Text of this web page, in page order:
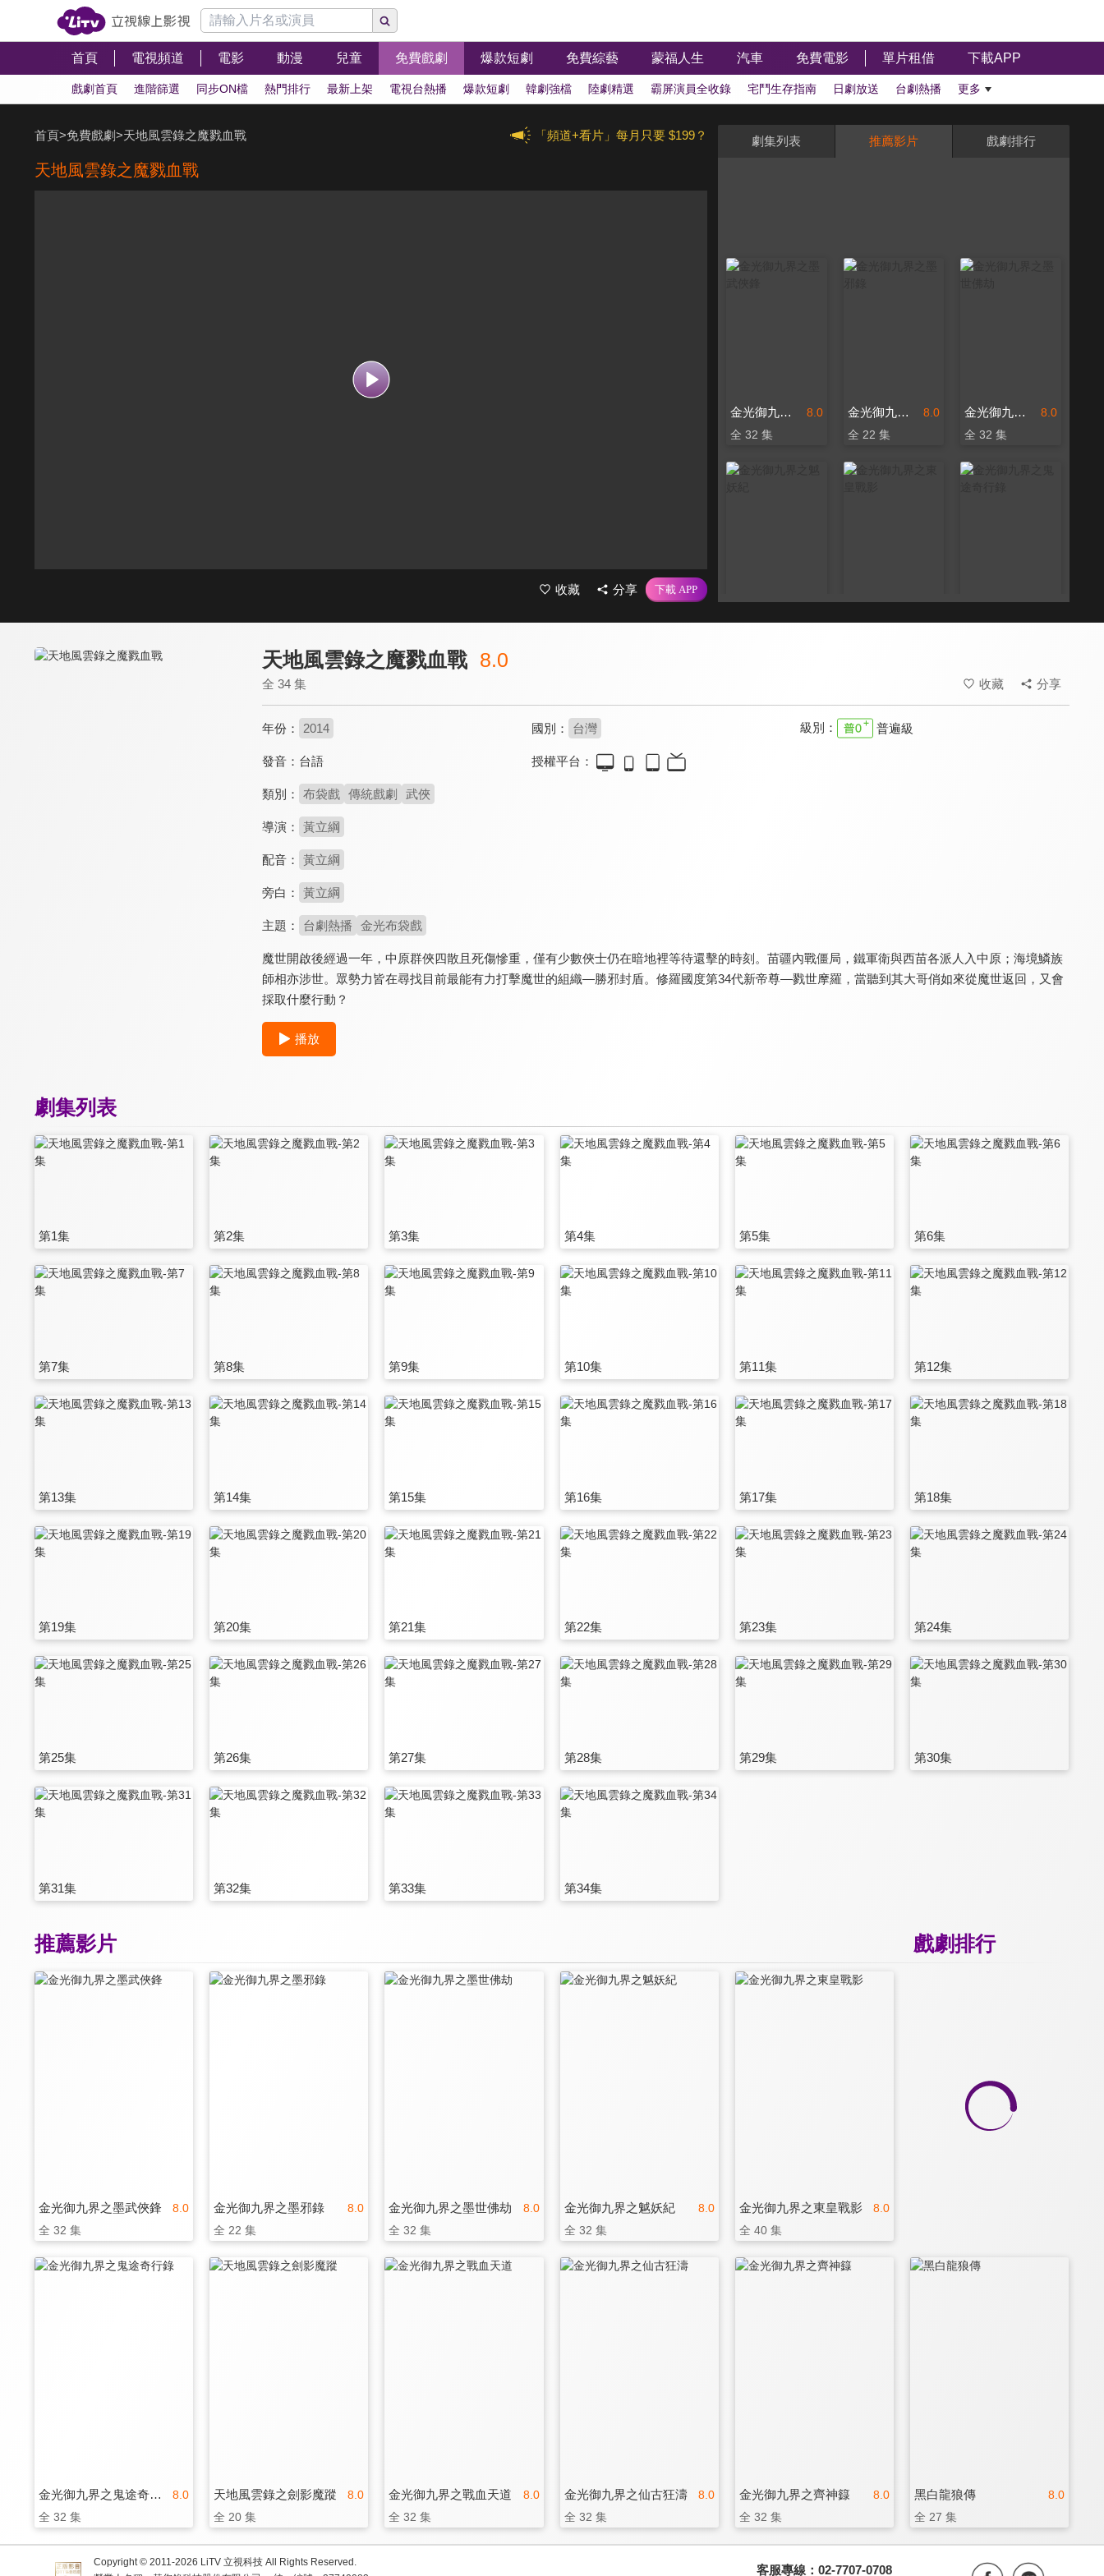
首頁 電視頻道 電影 動漫 兒童 免費戲劇 爆款短劇 免費綜藝 蒙福人生 汽車 免費電影 單片租借 下載APP
戲劇首頁 進階篩選 同步ON檔 熱門排行 最新上架 電視台熱播 爆款短劇 韓劇強檔 陸劇精選 霸屏演員全收錄 宅鬥生存指南 日劇放送 台劇熱播 更多
「頻道+看片」每月只要 $199？
首頁>免費戲劇>天地風雲錄之魔戮血戰
天地風雲錄之魔戮血戰
收藏 分享
劇集列表 推薦影片 戲劇排行
8.0
金光御九界之墨武俠鋒
全 32 集
8.0
金光御九界之墨邪錄
全 22 集
8.0
金光御九界之墨世佛劫
全 32 集
天地風雲錄之魔戮血戰 8.0
全 34 集 收藏 分享
年份： 2014 國別： 台灣 級別： 普遍級
發音： 台語 授權平台：
類別： 布袋戲 傳統戲劇 武俠
導演： 黃立綱
配音： 黃立綱
旁白： 黃立綱
主題： 台劇熱播 金光布袋戲
魔世開啟後經過一年，中原群俠四散且死傷慘重，僅有少數俠士仍在暗地裡等待還擊的時刻。苗疆內戰僵局，鐵軍衛與西苗各派人入中原；海境鱗族
師相亦涉世。眾勢力皆在尋找目前最能有力打擊魔世的組織—勝邪封盾。修羅國度第34代新帝尊—戮世摩羅，當聽到其大哥俏如來從魔世返回，又會
採取什麼行動？
播放
劇集列表
第1集 第2集 第3集 第4集 第5集 第6集
第7集 第8集 第9集 第10集 第11集 第12集
第13集 第14集 第15集 第16集 第17集 第18集
第19集 第20集 第21集 第22集 第23集 第24集
第25集 第26集 第27集 第28集 第29集 第30集
第31集 第32集 第33集 第34集
戲劇排行
推薦影片
8.0
金光御九界之墨武俠鋒
全 32 集
8.0
金光御九界之墨邪錄
全 22 集
8.0
金光御九界之墨世佛劫
全 32 集
8.0
金光御九界之魆妖紀
全 32 集
8.0
金光御九界之東皇戰影
全 40 集
8.0
金光御九界之鬼途奇行錄
全 32 集
8.0
天地風雲錄之劍影魔蹤
全 20 集
8.0
金光御九界之戰血天道
全 32 集
8.0
金光御九界之仙古狂濤
全 32 集
8.0
金光御九界之齊神籙
全 32 集
8.0
黑白龍狼傳
全 27 集
Copyright © 2011-2026 LiTV 立視科技 All Rights Reserved.
客服專線：02-7707-0708